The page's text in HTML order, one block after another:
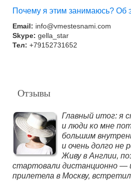
Почему я этим занимаюсь? Об
Email: info@vmestesnami.com
Skype: gella_star
Тел: +79152731652
Отзывы
Главный итог: я
и люди ко мне
большим
и очень долго не
Живу в Англии,
стартовали дистанционно —
прилетела в Москву,